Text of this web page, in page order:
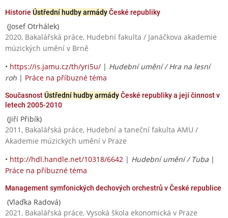
Historie Ústřední hudby armádyČeské republiky
(Josef Otrhálek)
2020, Bakalářská práce, Hudební fakulta / Janáčkova akademie
múzických umění v Brně
• https://is.jamu.cz/th/yri5u/ | Hudební umění / Hra na lesní
roh | Práce na příbuzné téma
SoučasnostÚstřední hudby armádyČeské republiky a její činnost v
letech 2005-2010
(Jiří Přibík)
2011, Bakalářská práce, Hudební a taneční fakulta AMU /
Akademie múzických umění v Praze
• http://hdl.handle.net/10318/6642 | Hudební umění / Tuba |
Práce na příbuzné téma
Management symfonických dechových orchestrů v České republice
(Vlaďka Radová)
2021, Bakalářská práce, Vysoká škola ekonomická v Praze